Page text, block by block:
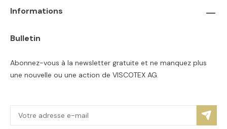
Informations
Bulletin
Abonnez-vous à la newsletter gratuite et ne manquez plus
une nouvelle ou une action de VISCOTEX AG.